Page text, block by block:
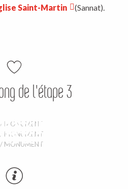
Saint-Martin (Sannat).
de l'étape 3
de la
Vierge
MONUMENTMartin
MONUMENTde Mainsat
MONUMENT
de sannat